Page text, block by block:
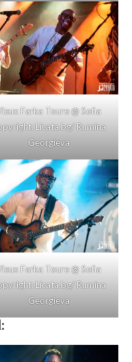
Farka Toure @ Sofia
Licata.bg/ Rumina
Georgieva
Farka Toure @ Sofia
Licata.bg/ Rumina
Georgieva